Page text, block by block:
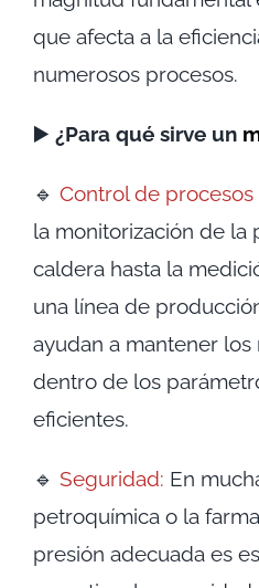
que afecta a la
numerosos procesos.
▶️ ¿Para qué sirve un
🔹 Control de procesos
la monitorización de la
caldera hasta la
una línea de
ayudan a mantener
dentro de los
eficientes.
🔹 Seguridad: En
petroquímica o la
presión adecuada es